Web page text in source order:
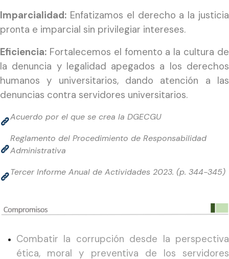
Imparcialidad: Enfatizamos el derecho a la justicia
pronta e imparcial sin privilegiar intereses.
Eficiencia: Fortalecemos el fomento a la cultura de
la denuncia y legalidad apegados a los derechos
humanos y universitarios, dando atención a las
denuncias contra servidores universitarios.
Acuerdo por el que se crea la DGECGU
Reglamento del Procedimiento de Responsabilidad
Administrativa
Tercer Informe Anual de Actividades 2023. (p. 344-345)
Combatir la corrupción desde la perspectiva
ética, moral y preventiva de los servidores